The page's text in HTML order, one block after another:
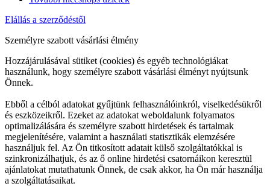
Elállás a szerződéstől
Személyre szabott vásárlási élmény
Hozzájárulásával sütiket (cookies) és egyéb technológiákat
használunk, hogy személyre szabott vásárlási élményt nyújtsunk
Önnek.
Ebből a célból adatokat gyűjtünk felhasználóinkról, viselkedésükről
és eszközeikről. Ezeket az adatokat weboldalunk folyamatos
optimalizálására és személyre szabott hirdetések és tartalmak
megjelenítésére, valamint a használati statisztikák elemzésére
használjuk fel. Az Ön titkosított adatait külső szolgáltatókkal is
szinkronizálhatjuk, és az ő online hirdetési csatornáikon keresztül
ajánlatokat mutathatunk Önnek, de csak akkor, ha Ön már használja
a szolgáltatásaikat.